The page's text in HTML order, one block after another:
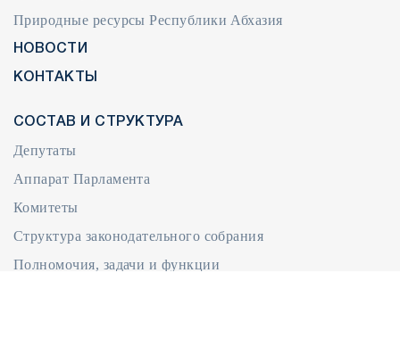
Природные ресурсы Республики Абхазия
НОВОСТИ
КОНТАКТЫ
СОСТАВ И СТРУКТУРА
Депутаты
Аппарат Парламента
Комитеты
Структура законодательного собрания
Полномочия, задачи и функции